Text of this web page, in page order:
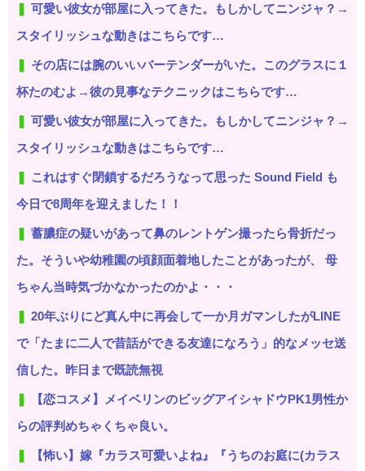
可愛い彼女が部屋に入ってきた。もしかしてニンジャ？→
スタイリッシュな動きはこちらです…
その店には腕のいいバーテンダーがいた。このグラスに１
杯たのむよ→彼の見事なテクニックはこちらです…
可愛い彼女が部屋に入ってきた。もしかしてニンジャ？→
スタイリッシュな動きはこちらです…
これはすぐ閉鎖するだろうなって思った Sound Field も
今日で8周年を迎えました！！
蓄膿症の疑いがあって鼻のレントゲン撮ったら骨折だっ
た。そういや幼稚園の頃顔面着地したことがあったが、 母
ちゃん当時気づかなかったのかよ・・・
20年ぶりにど真ん中に再会して一か月ガマンしたがLINE
で「たまに二人で昔話ができる友達になろう」的なメッセ送
信した。昨日まで既読無視
【恋コスメ】メイベリンのビッグアイシャドウPK1男性か
らの評判めちゃくちゃ良い。
【怖い】嫁『カラス可愛いよね』『うちのお庭に(カラス